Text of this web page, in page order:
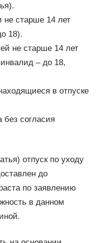
не старше 14 лет
18).
не старше 14 лет
– до 18,
в отпуске
согласия
отпуск по уходу
до
по заявлению
в данном